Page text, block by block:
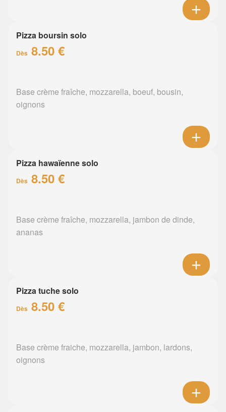
Pizza boursin solo
Dès 8.50 €
Base crème fraîche, mozzarella, boeuf, bousin,
oignons
Pizza hawaïenne solo
Dès 8.50 €
Base crème fraîche, mozzarella, jambon de dinde,
ananas
Pizza tuche solo
Dès 8.50 €
Base crème fraiche, mozzarella, jambon, lardons,
oignons